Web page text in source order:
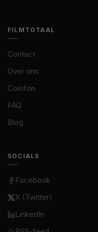
FILMTOTAAL
Contact
Over ons
Colofon
FAQ
Blog
SOCIALS
Facebook
X (Twitter)
LinkedIn